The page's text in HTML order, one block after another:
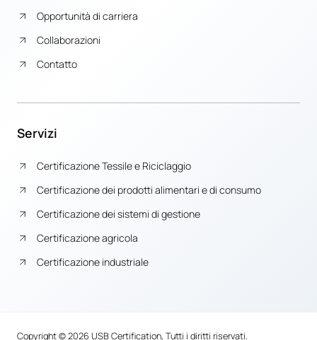
Opportunità di carriera
Collaborazioni
Contatto
Servizi
Certificazione Tessile e Riciclaggio
Certificazione dei prodotti alimentari e di consumo
Certificazione dei sistemi di gestione
Certificazione agricola
Certificazione industriale
Copyright © 2026 USB Certification, Tutti i diritti riservati.